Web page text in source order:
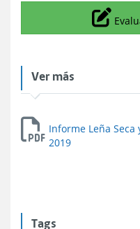
Ver más
Informe Leña Seca
2019
Tags